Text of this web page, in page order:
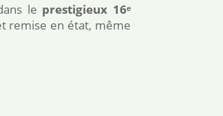
le prestigieux 16ᵉ
remise en état, même